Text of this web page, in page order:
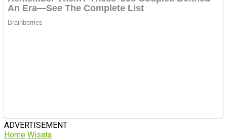
ADVERTISEMENT
Home Wisata